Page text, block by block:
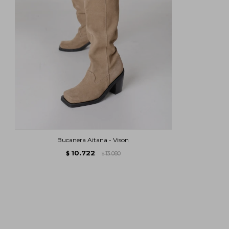
Bucanera Aitana - Vison
$ 10.722 $ 13.080